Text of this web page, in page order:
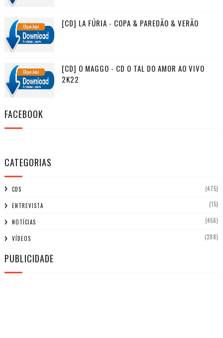
[CD] LA FÚRIA - COPA & PAREDÃO & VERÃO
[CD] O MAGGO - CD O TAL DO AMOR AO VIVO
2K22
FACEBOOK
CATEGORIAS
CDS (475)
ENTREVISTA (15)
NOTÍCIAS (456)
VÍDEOS (208)
PUBLICIDADE